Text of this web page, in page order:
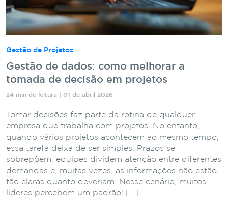
Gestão de Projetos
Gestão de dados: como melhorar a
tomada de decisão em projetos
24 min de leitura | 01 de abril 2026
Tomar decisões faz parte da rotina de qualquer
empresa que trabalha com projetos. No entanto,
quando vários projetos acontecem ao mesmo tempo,
essa tarefa deixa de ser simples. Prazos se
sobrepõem, equipes dividem atenção entre diferentes
demandas e, muitas vezes, as informações não estão
tão claras quanto deveriam. Nesse cenário, muitos
líderes percebem um padrão: […]